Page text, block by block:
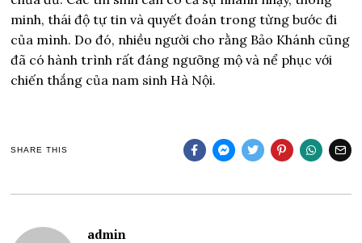
minh, thái độ tự tin và quyết đoán trong từng bước đi
của mình. Do đó, nhiều người cho rằng Bảo Khánh cũng
đã có hành trình rất đáng ngưỡng mộ và nể phục với
chiến thắng của nam sinh Hà Nội.
SHARE THIS
admin